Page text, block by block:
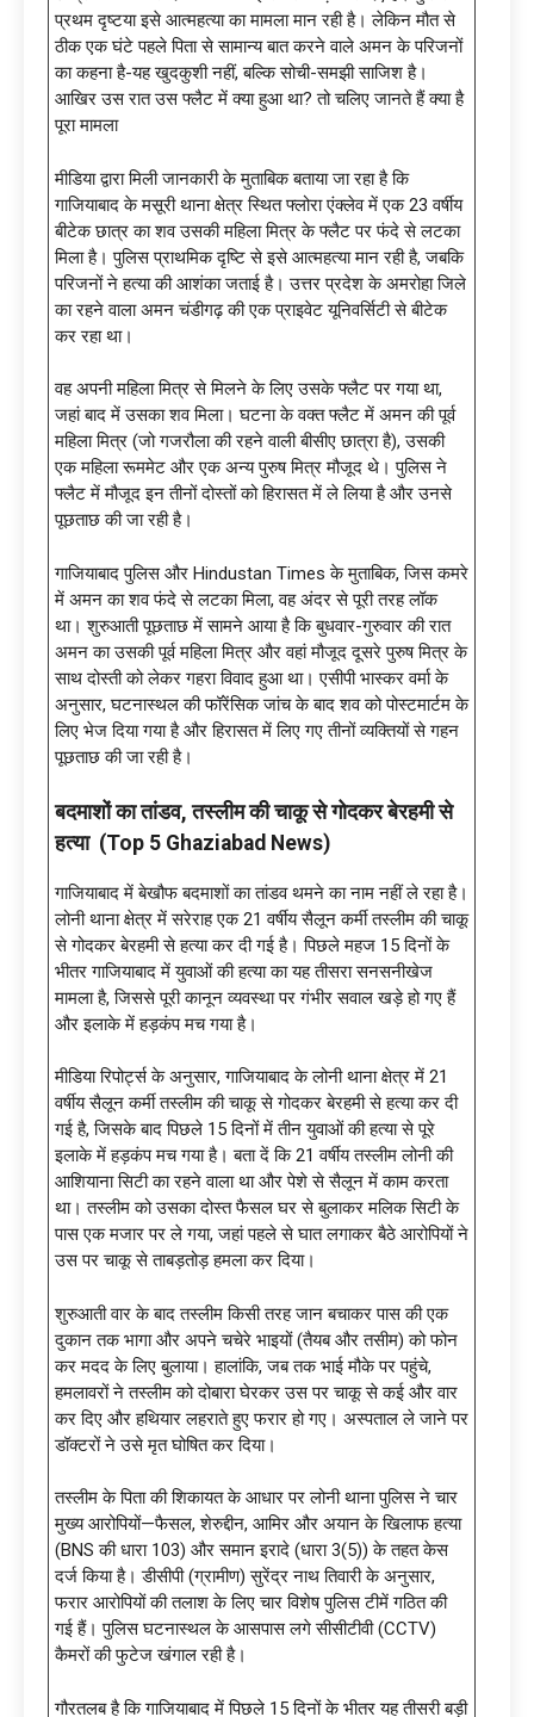
प्रथम दृष्टया इसे आत्महत्या का मामला मान रही है। लेकिन मौत से
ठीक एक घंटे पहले पिता से सामान्य बात करने वाले अमन के परिजनों
का कहना है-यह खुदकुशी नहीं, बल्कि सोची-समझी साजिश है।
आखिर उस रात उस फ्लैट में क्या हुआ था? तो चलिए जानते हैं क्या है
पूरा मामला
मीडिया द्वारा मिली जानकारी के मुताबिक बताया जा रहा है कि
गाजियाबाद के मसूरी थाना क्षेत्र स्थित फ्लोरा एंक्लेव में एक 23 वर्षीय
बीटेक छात्र का शव उसकी महिला मित्र के फ्लैट पर फंदे से लटका
मिला है। पुलिस प्राथमिक दृष्टि से इसे आत्महत्या मान रही है, जबकि
परिजनों ने हत्या की आशंका जताई है। उत्तर प्रदेश के अमरोहा जिले
का रहने वाला अमन चंडीगढ़ की एक प्राइवेट यूनिवर्सिटी से बीटेक
कर रहा था।
वह अपनी महिला मित्र से मिलने के लिए उसके फ्लैट पर गया था,
जहां बाद में उसका शव मिला। घटना के वक्त फ्लैट में अमन की पूर्व
महिला मित्र (जो गजरौला की रहने वाली बीसीए छात्रा है), उसकी
एक महिला रूममेट और एक अन्य पुरुष मित्र मौजूद थे। पुलिस ने
फ्लैट में मौजूद इन तीनों दोस्तों को हिरासत में ले लिया है और उनसे
पूछताछ की जा रही है।
गाजियाबाद पुलिस और Hindustan Times के मुताबिक, जिस कमरे
में अमन का शव फंदे से लटका मिला, वह अंदर से पूरी तरह लॉक
था। शुरुआती पूछताछ में सामने आया है कि बुधवार-गुरुवार की रात
अमन का उसकी पूर्व महिला मित्र और वहां मौजूद दूसरे पुरुष मित्र के
साथ दोस्ती को लेकर गहरा विवाद हुआ था। एसीपी भास्कर वर्मा के
अनुसार, घटनास्थल की फॉरेंसिक जांच के बाद शव को पोस्टमार्टम के
लिए भेज दिया गया है और हिरासत में लिए गए तीनों व्यक्तियों से गहन
पूछताछ की जा रही है।
बदमाशों का तांडव, तस्लीम की चाकू से गोदकर बेरहमी से
हत्या (Top 5 Ghaziabad News)
गाजियाबाद में बेखौफ बदमाशों का तांडव थमने का नाम नहीं ले रहा है।
लोनी थाना क्षेत्र में सरेराह एक 21 वर्षीय सैलून कर्मी तस्लीम की चाकू
से गोदकर बेरहमी से हत्या कर दी गई है। पिछले महज 15 दिनों के
भीतर गाजियाबाद में युवाओं की हत्या का यह तीसरा सनसनीखेज
मामला है, जिससे पूरी कानून व्यवस्था पर गंभीर सवाल खड़े हो गए हैं
और इलाके में हड़कंप मच गया है।
मीडिया रिपोर्ट्स के अनुसार, गाजियाबाद के लोनी थाना क्षेत्र में 21
वर्षीय सैलून कर्मी तस्लीम की चाकू से गोदकर बेरहमी से हत्या कर दी
गई है, जिसके बाद पिछले 15 दिनों में तीन युवाओं की हत्या से पूरे
इलाके में हड़कंप मच गया है। बता दें कि 21 वर्षीय तस्लीम लोनी की
आशियाना सिटी का रहने वाला था और पेशे से सैलून में काम करता
था। तस्लीम को उसका दोस्त फैसल घर से बुलाकर मलिक सिटी के
पास एक मजार पर ले गया, जहां पहले से घात लगाकर बैठे आरोपियों ने
उस पर चाकू से ताबड़तोड़ हमला कर दिया।
शुरुआती वार के बाद तस्लीम किसी तरह जान बचाकर पास की एक
दुकान तक भागा और अपने चचेरे भाइयों (तैयब और तसीम) को फोन
कर मदद के लिए बुलाया। हालांकि, जब तक भाई मौके पर पहुंचे,
हमलावरों ने तस्लीम को दोबारा घेरकर उस पर चाकू से कई और वार
कर दिए और हथियार लहराते हुए फरार हो गए। अस्पताल ले जाने पर
डॉक्टरों ने उसे मृत घोषित कर दिया।
तस्लीम के पिता की शिकायत के आधार पर लोनी थाना पुलिस ने चार
मुख्य आरोपियों—फैसल, शेरुद्दीन, आमिर और अयान के खिलाफ हत्या
(BNS की धारा 103) और समान इरादे (धारा 3(5)) के तहत केस
दर्ज किया है। डीसीपी (ग्रामीण) सुरेंद्र नाथ तिवारी के अनुसार,
फरार आरोपियों की तलाश के लिए चार विशेष पुलिस टीमें गठित की
गई हैं। पुलिस घटनास्थल के आसपास लगे सीसीटीवी (CCTV)
कैमरों की फुटेज खंगाल रही है।
गौरतलब है कि गाजियाबाद में पिछले 15 दिनों के भीतर यह तीसरी बड़ी